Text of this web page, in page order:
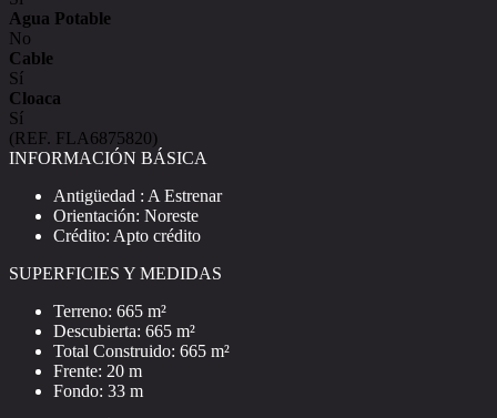
Agua Potable
No
Cable
Sí
Cloaca
Sí
(REF. FLA6875820)
INFORMACIÓN BÁSICA
Antigüedad : A Estrenar
Orientación: Noreste
Crédito: Apto crédito
SUPERFICIES Y MEDIDAS
Terreno: 665 m²
Descubierta: 665 m²
Total Construido: 665 m²
Frente: 20 m
Fondo: 33 m